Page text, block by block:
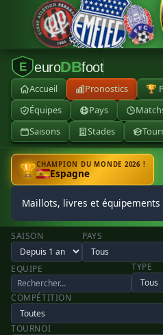
E euroDBfoot
Accueil Pronostics 🏆
Équipes
Pays
Saisons
Stades
🏆CHAMPION DU MONDE 2026 !
Espagne
Maillots, livres et
SAISON PAYS
EQUIPE TYPE
COMPÉTITION
TOURNOI